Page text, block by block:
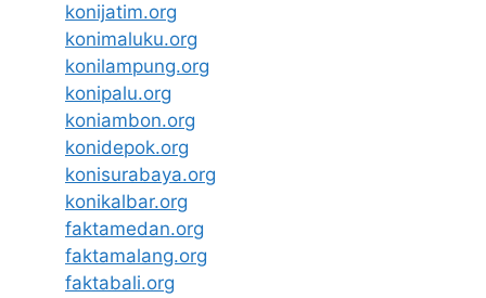
konijatim.org
konimaluku.org
konilampung.org
konipalu.org
koniambon.org
konidepok.org
konisurabaya.org
konikalbar.org
faktamedan.org
faktamalang.org
faktabali.org